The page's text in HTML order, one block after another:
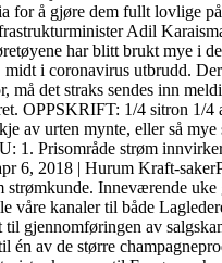
for å gjøre dem fullt lovlige
Adil
har blitt brukt mye i
midt i coronavirus utbrudd.
må det straks sendes inn
OPPSKRIFT: 1/4 sitron 1/4
av urten mynte, eller så mye
1. Prisområde strøm
6, 2018 | Hurum Kraft-
strømkunde. Inneværende uke
våre kanaler til både
til gjennomføringen av
én av de større